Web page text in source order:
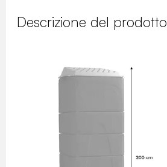
Descrizione del prodotto